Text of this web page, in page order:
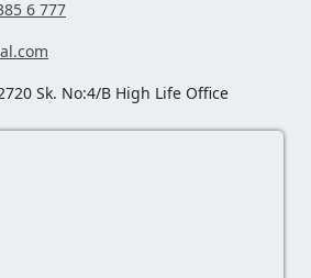
6 777
Sk. No:4/B High Life Office